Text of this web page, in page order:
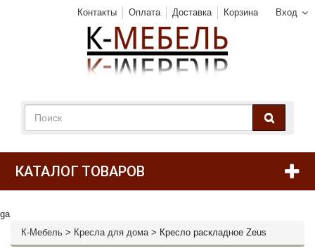
Вход
Контакты Оплата Доставка Корзина
КАТАЛОГ ТОВАРОВ
ga
К-Мебель > Кресла для дома> Кресло раскладное Zeus